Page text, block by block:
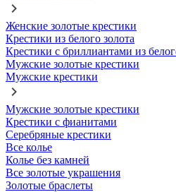
Женские золотые крестики
Крестики из белого золота
Крестики с бриллиантами из
Мужские золотые крестики
Мужские крестики
Мужские золотые крестики
Крестики с фианитами
Серебряные крестики
Все колье
Колье без камней
Все золотые украшения
Золотые браслеты